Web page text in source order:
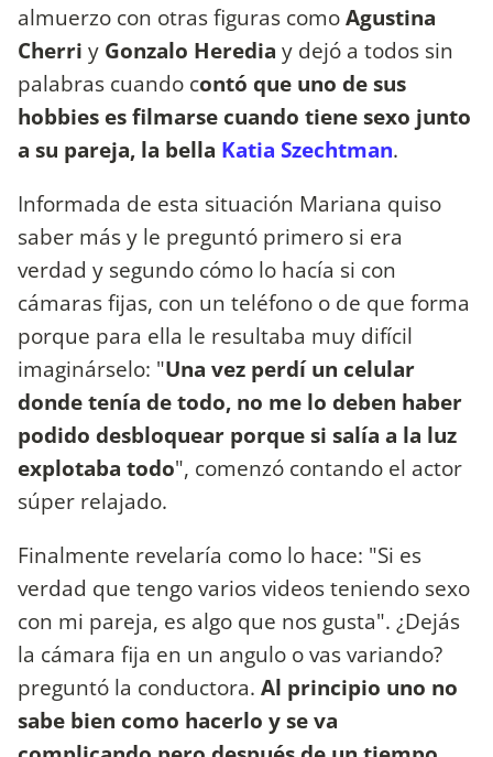
almuerzo con otras figuras comoAgustina
Cherri y Gonzalo Heredia y dejó a todos sin
palabras cuando contó que uno de sus
hobbies es filmarse cuando tiene sexo junto
a su pareja, la bella Katia Szechtman.
Informada de esta situación Mariana quiso
saber más y le preguntó primero si era
verdad y segundo cómo lo hacía si con
cámaras fijas, con un teléfono o de que forma
porque para ella le resultaba muy difícil
imaginárselo: "Una vez perdí un celular
donde tenía de todo, no me lo deben haber
podido desbloquear porque si salía a la luz
explotaba todo", comenzó contando el actor
súper relajado.
Finalmente revelaría como lo hace: "Si es
verdad que tengo varios videos teniendo sexo
con mi pareja, es algo que nos gusta". ¿Dejás
la cámara fija en un angulo o vas variando?
preguntó la conductora. Al principio uno no
sabe bien como hacerlo y se va